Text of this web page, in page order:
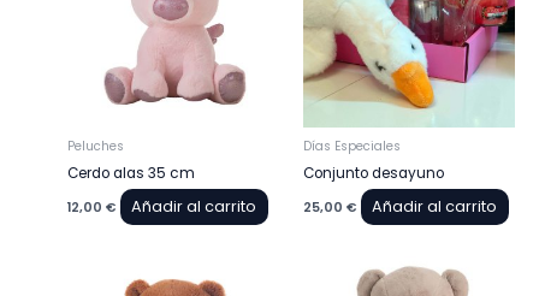
Peluches
Cerdo alas 35 cm
12,00 € Añadir al carrito
Días Especiales
Conjunto desayuno
25,00 € Añadir al carrito